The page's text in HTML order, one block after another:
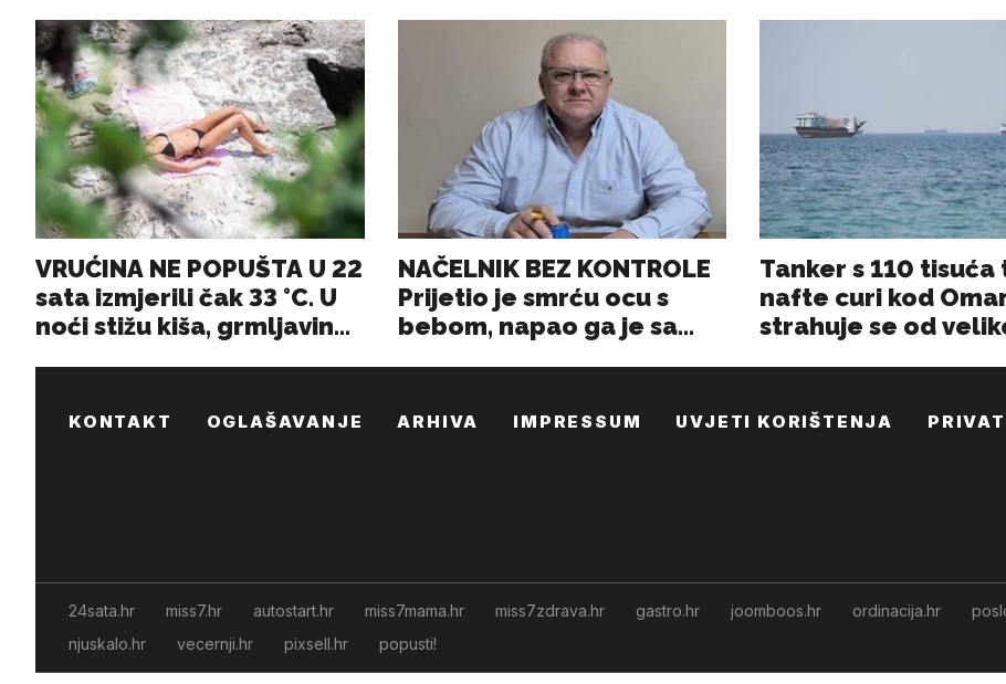
KONTAKT OGLAŠAVANJE ARHIVA IMPRESSUM UVJETI KORIŠTENJA
24sata.hr miss7.hr autostart.hr miss7mama.hr miss7zdrava.hr gastro.hr joomboos.hr ordinacija.hr
njuskalo.hr
vecernji.hr pixsell.hr popusti!